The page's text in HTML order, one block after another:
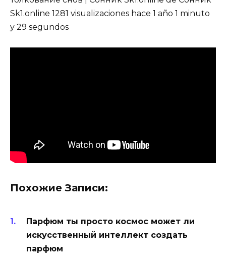
Sk1.online 1281 visualizaciones hace 1 año 1 minuto
y 29 segundos
Похожие Записи:
Парфюм ты просто космос может ли
искусственный интеллект создать
парфюм